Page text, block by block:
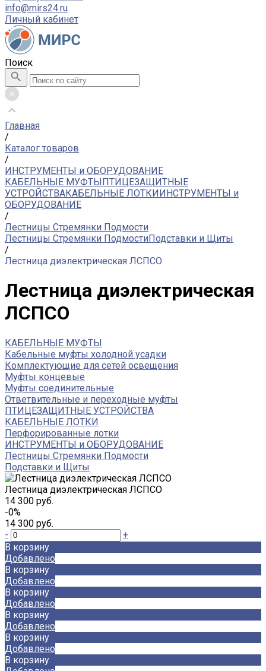
info@mirs24.ru
Личный кабинет
Поиск
Главная
/
Каталог товаров
/
ИНСТРУМЕНТЫ и ОБОРУДОВАНИЕ
КАБЕЛЬНЫЕ МУФТЫПТИЦЕЗАЩИТНЫЕ
УСТРОЙСТВАКАБЕЛЬНЫЕ ЛОТКИИНСТРУМЕНТЫ и
ОБОРУДОВАНИЕ
/
Лестницы Стремянки Подмости
Лестницы Стремянки ПодмостиПодставки и Щиты
/
Лестница диэлектрическая ЛСПСО
Лестница диэлектрическая
ЛСПСО
КАБЕЛЬНЫЕ МУФТЫ
Кабельные муфты холодной усадки
Комплектующие для сетей освещения
Муфты концевые
Муфты соединительные
Ответвительные и переходные муфты
ПТИЦЕЗАЩИТНЫЕ УСТРОЙСТВА
КАБЕЛЬНЫЕ ЛОТКИ
Перфорированные лотки
ИНСТРУМЕНТЫ и ОБОРУДОВАНИЕ
Лестницы Стремянки Подмости
Подставки и Щиты
Лестница диэлектрическая ЛСПСО
14 300 руб.
-0%
14 300 руб.
-
+
В корзину
Добавлено
В корзину
Добавлено
В корзину
Добавлено
В корзину
Добавлено
В корзину
Добавлено
В корзину